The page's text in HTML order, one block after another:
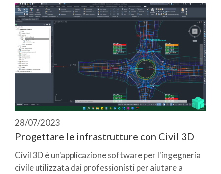
28/07/2023
Progettare le infrastrutture con Civil 3D
Civil 3D è un'applicazione software per l'ingegneria
civile utilizzata dai professionisti per aiutare a